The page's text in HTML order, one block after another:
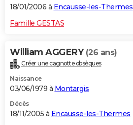
18/01/2006 à Encausse-les-Thermes
Famille GESTAS
William AGGERY (26 ans)
Créer une cagnotte obsèques
Naissance
03/06/1979 à Montargis
Décès
18/11/2005 à Encausse-les-Thermes